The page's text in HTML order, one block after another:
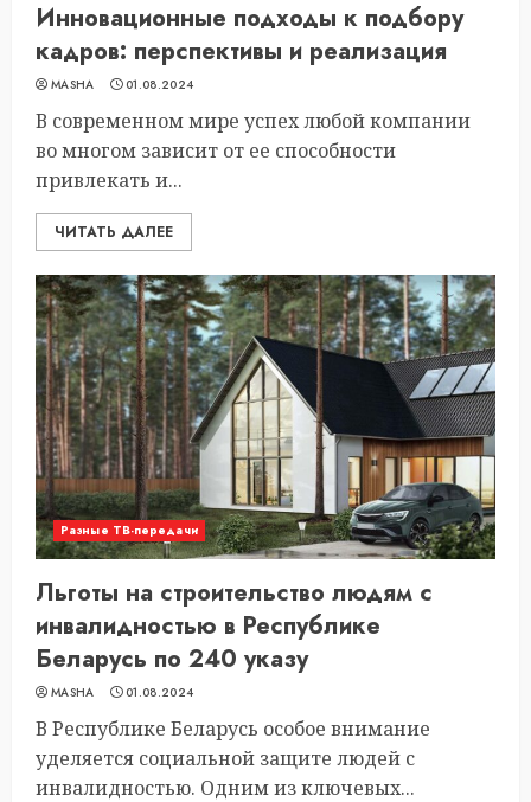
Инновационные подходы к подбору
кадров: перспективы и реализация
MASHA 01.08.2024
В современном мире успех любой компании
во многом зависит от ее способности
привлекать и...
ЧИТАТЬ ДАЛЕЕ
Разные ТВ-передачи
Льготы на строительство людям с
инвалидностью в Республике
Беларусь по 240 указу
MASHA 01.08.2024
В Республике Беларусь особое внимание
уделяется социальной защите людей с
инвалидностью. Одним из ключевых...